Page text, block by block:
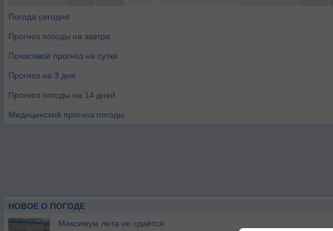
Погода сегодня
Прогноз погоды на завтра
Почасовой прогноз на сутки
Прогноз на 3 дня
Прогноз погоды на 14 дней
Медицинский прогноз погоды
НОВОЕ О ПОГОДЕ
Максимум лета не сдаётся